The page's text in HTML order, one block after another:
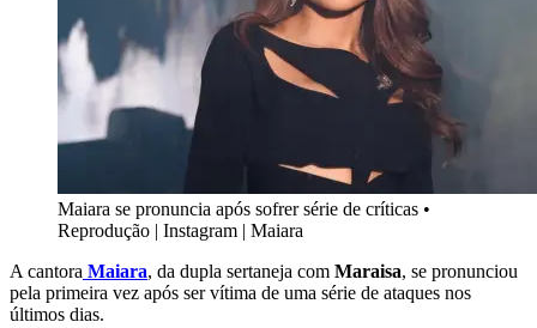
Maiara se pronuncia após sofrer série de críticas •
Reprodução | Instagram | Maiara
A cantora Maiara, da dupla sertaneja com Maraisa, se pronunciou
pela primeira vez após ser vítima de uma série de ataques nos
últimos dias.